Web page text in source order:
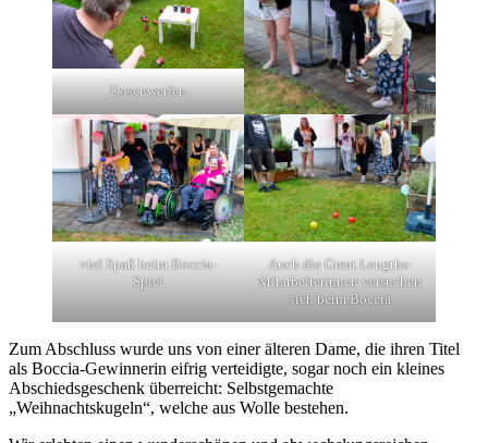
Dosenwerfen
viel Spaß beim Boccia-
Spiel
Auch die Great Lengths-
Mitarbeiterinnen versuchen
sich beim Boccia
Zum Abschluss wurde uns von einer älteren Dame, die ihren Titel
als Boccia-Gewinnerin eifrig verteidigte, sogar noch ein kleines
Abschiedsgeschenk überreicht: Selbstgemachte
„Weihnachtskugeln“, welche aus Wolle bestehen.